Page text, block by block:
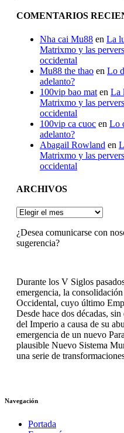
COMENTARIOS
Nha cai Mu88 en La
Matrixmo y las
occidental
Mu88 the thao en Lo
adelanto?
100vip bao mat en La
Matrixmo y las
occidental
100vip ca cuoc en Lo
adelanto?
Abagail Rowland en
Matrixmo y las
occidental
ARCHIVOS
ARCHIVOS
¿Desea comunicarse con
sugerencia?
Durante los V Siglos
emergencia, la
Occidental, cuyo último
Desde hace dos décadas,
del Imperio a causa de su
emergencia de un nuevo
plausible Nuevo Sistema
una serie de
Navegación
Portada